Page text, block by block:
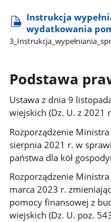
Instrukcja
wydatkowania
Podstawa
Ustawa z dnia 9
wiejskich (Dz. U. z 2021
Rozporządzenie
sierpnia 2021 r. w
państwa dla kół
Rozporządzenie
marca 2023 r.
pomocy finansowej z
wiejskich (Dz. U. poz.